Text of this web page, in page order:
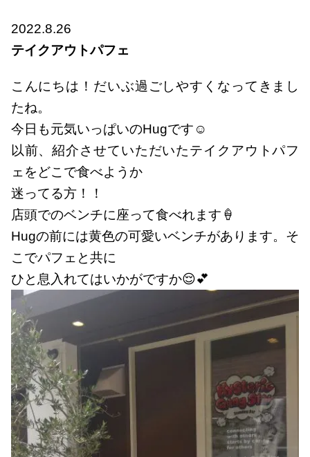
2022.8.26
テイクアウトパフェ
こんにちは！だいぶ過ごしやすくなってきまし
たね。
今日も元気いっぱいのHugです☺
以前、紹介させていただいたテイクアウトパフ
ェをどこで食べようか
迷ってる方！！
店頭でのベンチに座って食べれます🍦
Hugの前には黄色の可愛いベンチがあります。そ
こでパフェと共に
ひと息入れてはいかがですか😌💕